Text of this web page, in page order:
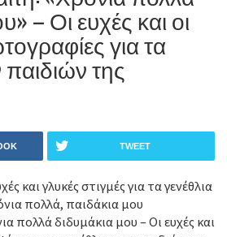
– Οι ευχές και οι
για τα
της
TWEET
και γλυκές στιγμές για τα γενέθλια
πολλά, παιδάκια μου
πολλά διδυμάκια μου – Οι ευχές και